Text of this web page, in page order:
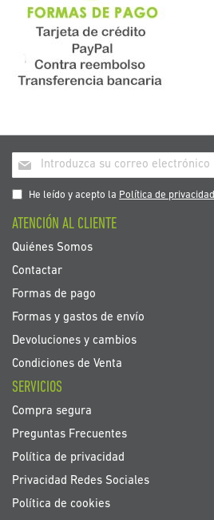
Inscríbase
a
nuestro
de
noticias:
He leído y acepto la Política de privacidad
ATENCIÓN AL CLIENTE
Quiénes Somos
Contactar
Formas de pago
Formas y gastos de envío
Devoluciones y cambios
Condiciones de Venta
SERVICIOS
Compra segura
Preguntas Frecuentes
Política de privacidad
Privacidad Redes Sociales
Política de cookies